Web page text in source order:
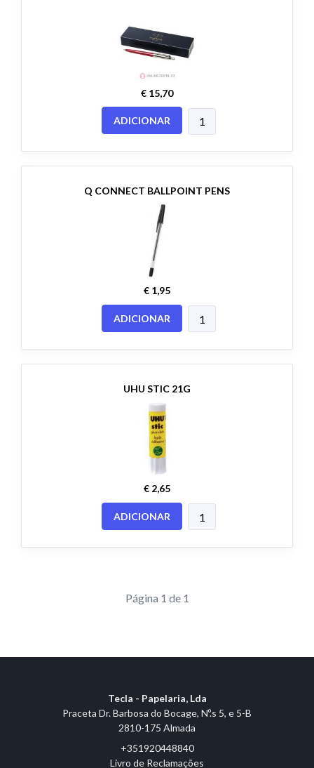
€ 15,70
ADICIONAR
Q CONNECT BALLPOINT PENS
€ 1,95
ADICIONAR
UHU STIC 21G
€ 2,65
ADICIONAR
Página 1 de 1
Tecla - Papelaria, Lda
Praceta Dr. Barbosa do Bocage, Nº.s 5, e 5-B
2810-175 Almada
+351920448840
Livro de Reclamações